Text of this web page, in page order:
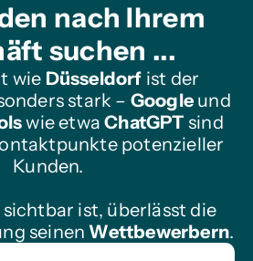
nach Ihrem
suchen ...
wie Düsseldorf ist der
stark – Google und
wie etwa ChatGPT sind
potenzieller
Kunden.
ist, überlässt die
seinen Wettbewerbern.